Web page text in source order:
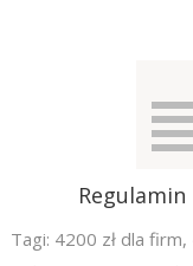
Tagi: 4200 zł dla firm,